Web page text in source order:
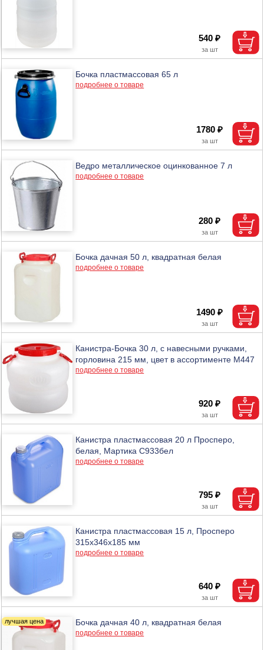
540 ₽
Бочка пластмассовая 65 л
подробнее о товаре
1780 ₽
Ведро металлическое оцинкованное 7 л
подробнее о товаре
280 ₽
Бочка дачная 50 л, квадратная белая
подробнее о товаре
1490 ₽
Канистра-Бочка 30 л, с навесными ручками,
горловина 215 мм, цвет в ассортименте М447
подробнее о товаре
920 ₽
Канистра пластмассовая 20 л Просперо,
белая, Мартика С933бел
подробнее о товаре
795 ₽
Канистра пластмассовая 15 л, Просперо
315х346х185 мм
подробнее о товаре
640 ₽
Бочка дачная 40 л, квадратная белая
подробнее о товаре